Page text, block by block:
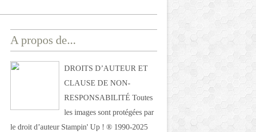
A propos de...
DROITS D’AUTEUR ET
CLAUSE DE NON-
RESPONSABILITÉ Toutes
les images sont protégées par
le droit d’auteur Stampin' Up ! ® 1990-2025